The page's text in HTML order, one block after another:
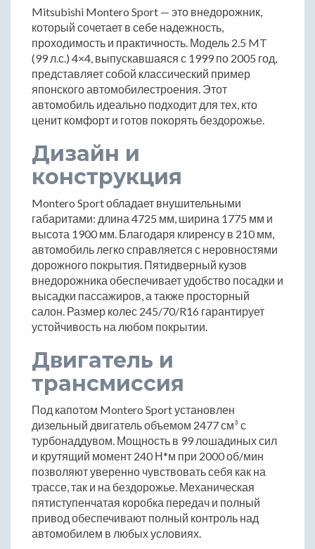
Mitsubishi Montero Sport — это внедорожник,
который сочетает в себе надежность,
проходимость и практичность. Модель 2.5 MT
(99 л.с.) 4×4, выпускавшаяся с 1999 по 2005 год,
представляет собой классический пример
японского автомобилестроения. Этот
автомобиль идеально подходит для тех, кто
ценит комфорт и готов покорять бездорожье.
Дизайн и
конструкция
Montero Sport обладает внушительными
габаритами: длина 4725 мм, ширина 1775 мм и
высота 1900 мм. Благодаря клиренсу в 210 мм,
автомобиль легко справляется с неровностями
дорожного покрытия. Пятидверный кузов
внедорожника обеспечивает удобство посадки и
высадки пассажиров, а также просторный
салон. Размер колес 245/70/R16 гарантирует
устойчивость на любом покрытии.
Двигатель и
трансмиссия
Под капотом Montero Sport установлен
дизельный двигатель объемом 2477 см³ с
турбонаддувом. Мощность в 99 лошадиных сил
и крутящий момент 240 Н*м при 2000 об/мин
позволяют уверенно чувствовать себя как на
трассе, так и на бездорожье. Механическая
пятиступенчатая коробка передач и полный
привод обеспечивают полный контроль над
автомобилем в любых условиях.